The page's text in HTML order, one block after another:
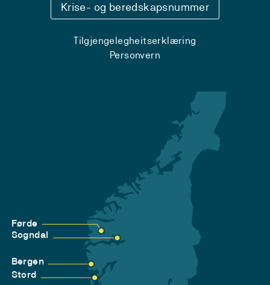
Krise- og beredskapsnummer
Tilgjengelegheitserklæring
Personvern
Førde
Sogndal
Bergen
Stord